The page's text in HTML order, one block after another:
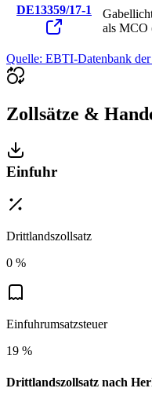
DE13359/17-1
als MCO
Quelle: EBTI-Datenbank
Zollsätze &
Einfuhr
Drittlandszollsatz
0 %
Einfuhrumsatzsteuer
19 %
Drittlandszollsatz nach